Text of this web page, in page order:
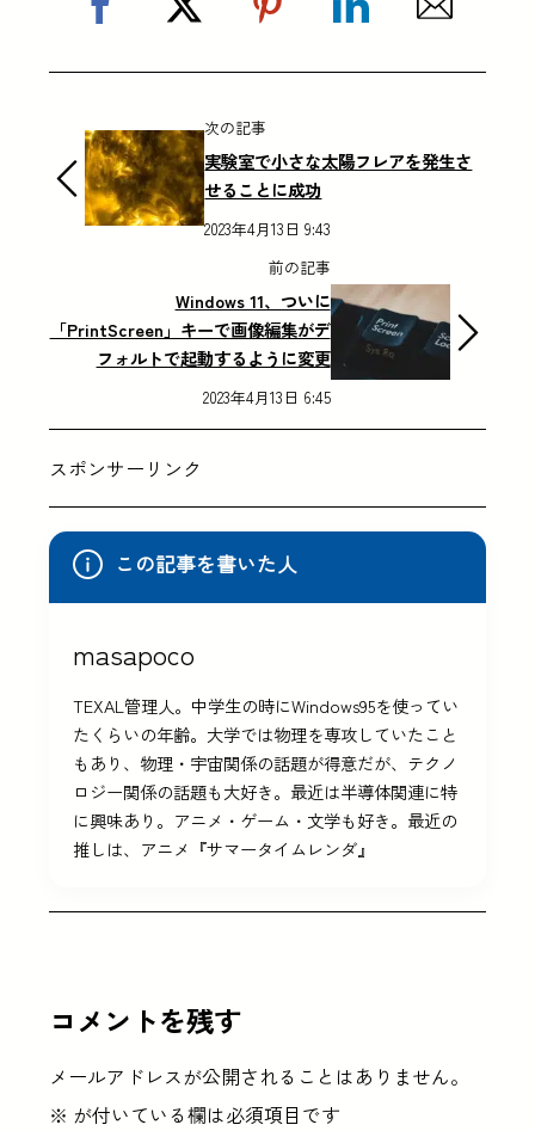
次の記事
実験室で小さな太陽フレアを発生さ
せることに成功
2023年4月13日 9:43
前の記事
Windows 11、ついに
「PrintScreen」キーで画像編集がデ
フォルトで起動するように変更
2023年4月13日 6:45
スポンサーリンク
この記事を書いた人
masapoco
TEXAL管理人。中学生の時にWindows95を使ってい
たくらいの年齢。大学では物理を専攻していたこと
もあり、物理・宇宙関係の話題が得意だが、テクノ
ロジー関係の話題も大好き。最近は半導体関連に特
に興味あり。アニメ・ゲーム・文学も好き。最近の
推しは、アニメ『サマータイムレンダ』
コメントを残す
メールアドレスが公開されることはありません。
※ が付いている欄は必須項目です